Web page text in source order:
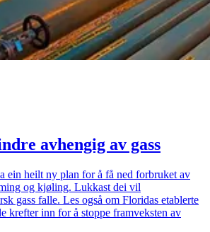
avhengig av gass
ein heilt ny plan for å få ned forbruket av
og kjøling. Lukkast dei vil
gass falle. Les også om Floridas etablerte
krefter inn for å stoppe framveksten av